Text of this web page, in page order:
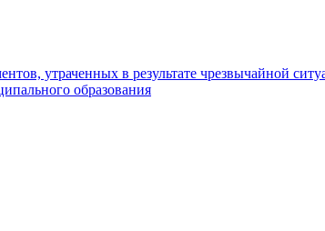
утраченных в результате чрезвычайной
образования